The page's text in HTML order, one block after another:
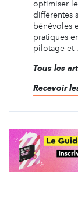
optimiser
différentes
bénévoles
pratiques
pilotage et
Tous les
Recevoir